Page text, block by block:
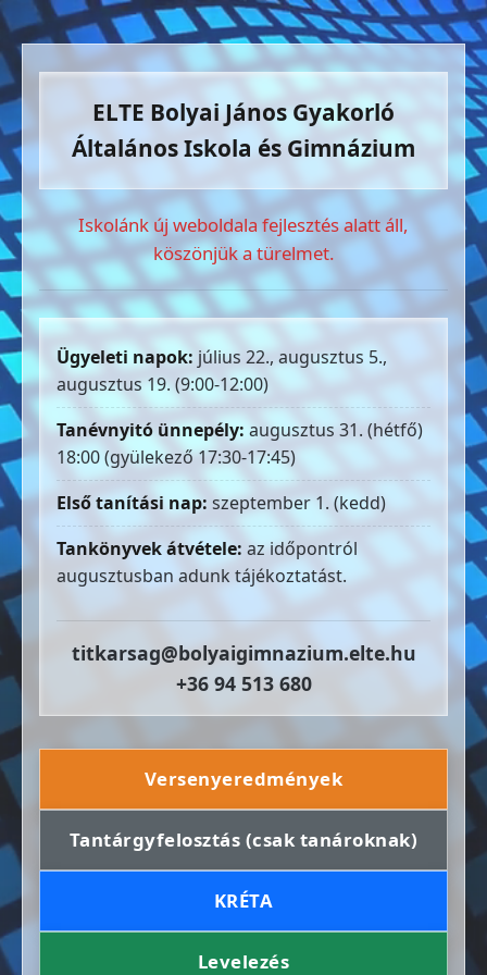
ELTE Bolyai János Gyakorló
Általános Iskola és Gimnázium
Iskolánk új weboldala fejlesztés alatt áll,
köszönjük a türelmet.
Ügyeleti napok: július 22., augusztus 5.,
augusztus 19. (9:00-12:00)
Tanévnyitó ünnepély: augusztus 31. (hétfő)
18:00 (gyülekező 17:30-17:45)
Első tanítási nap: szeptember 1. (kedd)
Tankönyvek átvétele: az időpontról
augusztusban adunk tájékoztatást.
titkarsag@bolyaigimnazium.elte.hu
+36 94 513 680
Versenyeredmények
Tantárgyfelosztás (csak tanároknak)
KRÉTA
Levelezés